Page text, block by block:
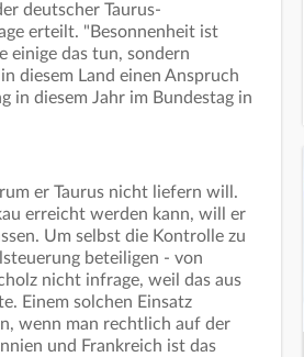
deutscher Taurus-
erteilt. "Besonnenheit ist
einige das tun, sondern
diesem Land einen Anspruch
in diesem Jahr im Bundestag in
er Taurus nicht liefern will.
erreicht werden kann, will er
Um selbst die Kontrolle zu
beteiligen - von
nicht infrage, weil das aus
Einem solchen Einsatz
wenn man rechtlich auf der
und Frankreich ist das